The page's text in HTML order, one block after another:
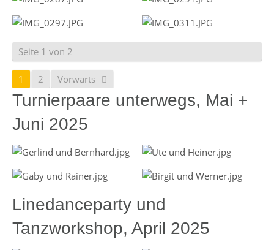
Seite 1 von 2
1 2 Vorwärts
Turnierpaare unterwegs, Mai +
Juni 2025
Linedanceparty und
Tanzworkshop, April 2025